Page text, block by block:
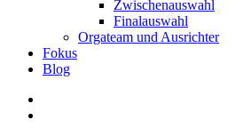
Zwischenauswahl
Finalauswahl
Orgateam und Ausrichter
Fokus
Blog